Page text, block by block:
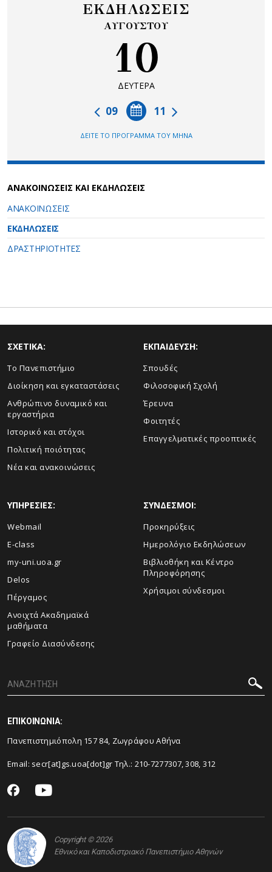
ΕΚΔΗΛΩΣΕΙΣ
ΑΥΓΟΥΣΤΟΥ
10
ΔΕΥΤΕΡΑ
11
09
ΔΕΙΤΕ ΤΟ ΠΡΟΓΡΑΜΜΑ ΤΟΥ ΜΗΝΑ
ΑΝΑΚΟΙΝΩΣΕΙΣ ΚΑΙ ΕΚΔΗΛΩΣΕΙΣ
ΑΝΑΚΟΙΝΩΣΕΙΣ
ΕΚΔΗΛΩΣΕΙΣ
ΔΡΑΣΤΗΡΙΟΤΗΤΕΣ
ΣΧΕΤΙΚΑ:
Το Πανεπιστήμιο
Διοίκηση και εγκαταστάσεις
Ανθρώπινο δυναμικό και
εργαστήρια
Ιστορικό και στόχοι
Πολιτική ποιότητας
Νέα και ανακοινώσεις
ΕΚΠΑΙΔΕΥΣΗ:
Σπουδές
Φιλοσοφική Σχολή
Έρευνα
Φοιτητές
Επαγγελματικές προοπτικές
ΥΠΗΡΕΣΙΕΣ:
Webmail
E-class
my-uni.uoa.gr
Delos
Πέργαμος
Ανοιχτά Ακαδημαϊκά
μαθήματα
Γραφείο Διασύνδεσης
ΣΥΝΔΕΣΜΟΙ:
Προκηρύξεις
Ημερολόγιο Εκδηλώσεων
Βιβλιοθήκη και Κέντρο
Πληροφόρησης
Χρήσιμοι σύνδεσμοι
ΕΠΙΚΟΙΝΩΝΙΑ:
Πανεπιστημιόπολη 157 84, Ζωγράφου Αθήνα
Email: secr[at]gs.uoa[dot]gr Τηλ.: 210-7277307, 308, 312
Copyright © 2026
Εθνικό και Καποδιστριακό Πανεπιστήμιο Αθηνών